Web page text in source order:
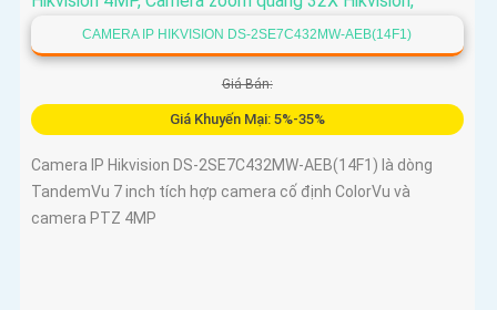
CAMERA IP HIKVISION DS-2SE7C432MW-AEB(14F1)
Giá Bán:
Giá Khuyến Mại: 5%-35%
Camera IP Hikvision DS-2SE7C432MW-AEB(14F1) là dòng
TandemVu 7 inch tích hợp camera cố định ColorVu và
camera PTZ 4MP